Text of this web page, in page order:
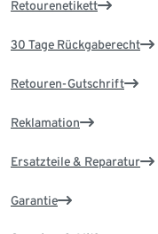
Retourenetikett
30 Tage Rückgaberecht
Retouren-Gutschrift
Reklamation
Ersatzteile & Reparatur
Garantie